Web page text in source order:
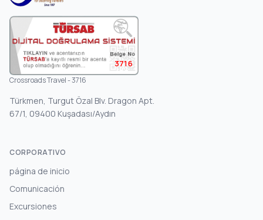
3716
Crossroads Travel - 3716
Türkmen, Turgut Özal Blv. Dragon Apt.
67/1, 09400 Kuşadası/Aydın
CORPORATIVO
página de inicio
Comunicación
Excursiones